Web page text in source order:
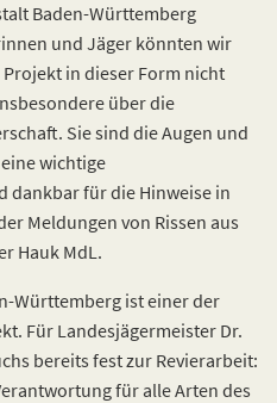
Baden-Württemberg
und Jäger könnten wir
in dieser Form nicht
über die
Sie sind die Augen und
wichtige
für die Hinweise in
Meldungen von Rissen aus
Hauk MdL.
Württemberg ist einer der
Für Landesjägermeister Dr.
bereits fest zur Revierarbeit:
für alle Arten des